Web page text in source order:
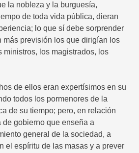
la nobleza y la burguesía,
de toda vida pública, dieran
lo que sí debe sorprender
más previsión los que dirigían los
ministros, los magistrados, los
de ellos eran expertísimos en su
todos los pormenores de la
de su tiempo; pero, en relación
gobierno que enseña a
general de la sociedad, a
el espíritu de las masas y a prever